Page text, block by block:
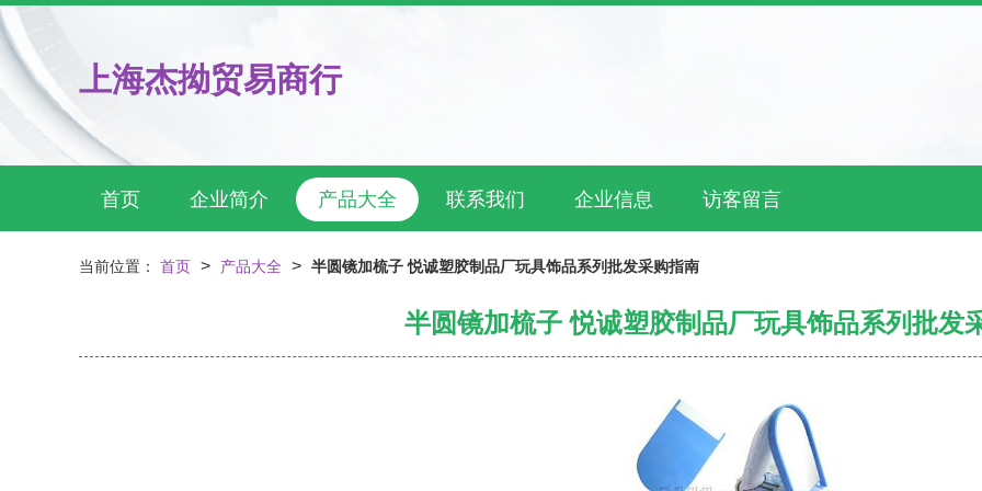
上海杰拗贸易商行
首页 企业简介 产品大全 联系我们 企业信息 访客留言
当前位置： 首页 > 产品大全 > 半圆镜加梳子 悦诚塑胶制品厂玩具饰品系列批发采购指南
半圆镜加梳子 悦诚塑胶制品厂玩具饰品系列批发